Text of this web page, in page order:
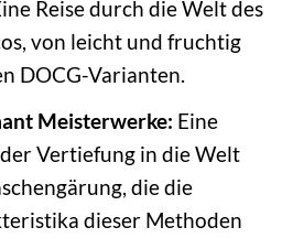
Reise durch die Welt des
von leicht und fruchtig
DOCG-Varianten.
Meisterwerke: Eine
Vertiefung in die Welt
die die
dieser Methoden